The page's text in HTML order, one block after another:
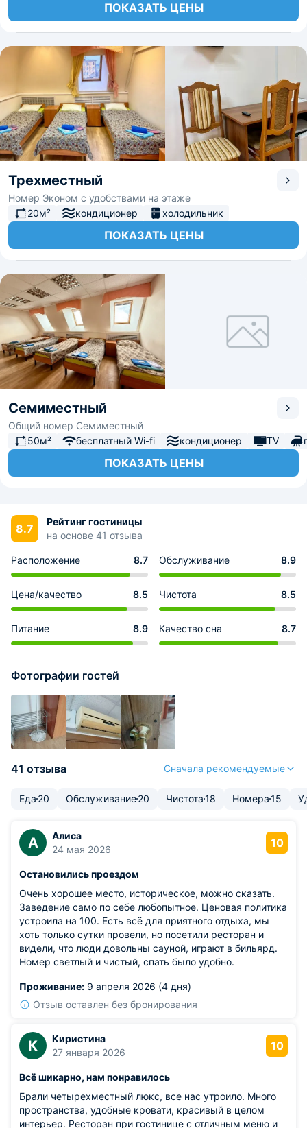
ПОКАЗАТЬ ЦЕНЫ
Трехместный
Номер Эконом с удобствами на этаже
20м²
кондиционер холодильник
ПОКАЗАТЬ ЦЕНЫ
Семиместный
Общий номер Семиместный
50м²
бесплатный Wi-fi кондиционер TV
ПОКАЗАТЬ ЦЕНЫ
8.7
Рейтинг гостиницы
на основе 41 отзыва
Расположение 8.7 Обслуживание 8.9
Цена/качество 8.5 Чистота 8.5
Питание 8.9 Качество сна 8.7
Фотографии гостей
41 отзыва Сначала рекомендуемые
Еда 20 Обслуживание20 Чистота18 Номера15
А
Алиса
24 мая 2026
10
Остановились проездом
Очень хорошее место, историческое, можно сказать.
Заведение само по себе любопытное. Ценовая политика
устроила на 100. Есть всё для приятного отдыха, мы
хоть только сутки провели, но посетили ресторан и
видели, что люди довольны сауной, играют в бильярд.
Номер светлый и чистый, спать было удобно.
Проживание: 9 апреля 2026 (4 дня)
Отзыв оставлен без бронирования
К
Киристина
27 января 2026
10
Всё шикарно, нам понравилось
Брали четырехместный люкс, все нас утроило. Много
пространства, удобные кровати, красивый в целом
интерьер. Ресторан при гостинице с отличным меню и